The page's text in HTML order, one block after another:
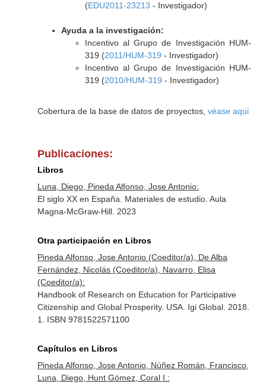
(EDU2011-23213 - Investigador)
Ayuda a la investigación:
Incentivo al Grupo de Investigación HUM-
319 (2011/HUM-319 - Investigador)
Incentivo al Grupo de Investigación HUM-
319 (2010/HUM-319 - Investigador)
Cobertura de la base de datos de proyectos, véase aqui
Publicaciones:
Libros
Luna, Diego, Pineda Alfonso, Jose Antonio:
El siglo XX en España. Materiales de estudio. Aula
Magna-McGraw-Hill. 2023
Otra participación en Libros
Pineda Alfonso, Jose Antonio (Coeditor/a), De Alba
Fernández, Nicolás (Coeditor/a), Navarro, Elisa
(Coeditor/a):
Handbook of Research on Education for Participative
Citizenship and Global Prosperity. USA. Igi Global. 2018.
1. ISBN 9781522571100
Capítulos en Libros
Pineda Alfonso, Jose Antonio, Núñez Román, Francisco,
Luna, Diego, Hunt Gómez, Coral I.: